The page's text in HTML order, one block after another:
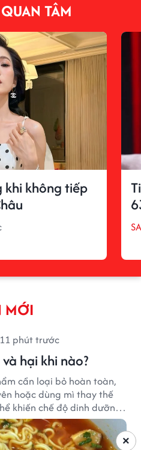
TÂM
khi không tiếp
MỚI
11 phút trước
hại khi nào?
cần loại bỏ hoàn toàn,
hoặc dùng mì thay thế
khiến chế độ dinh dưỡng
×